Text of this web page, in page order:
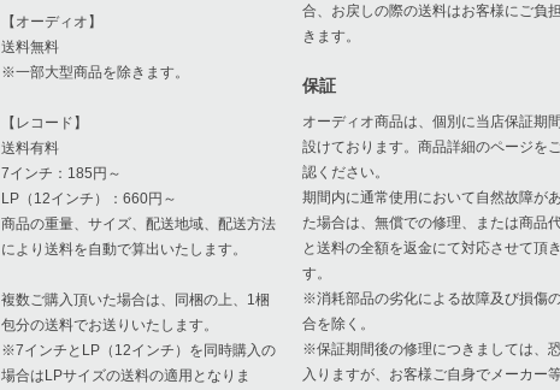
【オーディオ】
送料無料
※一部大型商品を除きます。
【レコード】
送料有料
7インチ：185円～
LP（12インチ）：660円～
商品の重量、サイズ、配送地域、配送方法
により送料を自動で算出いたします。
複数ご購入頂いた場合は、同梱の上、1梱
包分の送料でお送りいたします。
※7インチとLP（12インチ）を同時購入の
場合はLPサイズの送料の適用となりま
合、お戻しの際の送料はお客様にご負
きます。
保証
オーディオ商品は、個別に当店保証期
設けております。商品詳細のページを
認ください。
期間内に通常使用において自然故障が
た場合は、無償での修理、または商品
と送料の全額を返金にて対応させて頂
す。
※消耗部品の劣化による故障及び損傷
合を除く。
※保証期間後の修理につきましては、
入りますが、お客様ご自身でメーカー